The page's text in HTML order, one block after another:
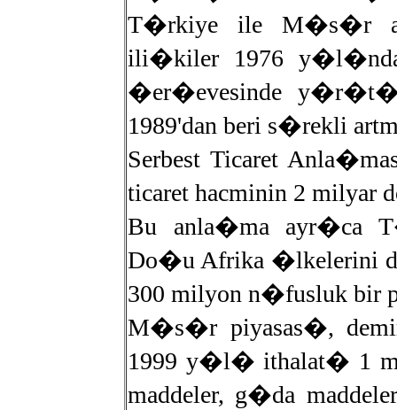
T�rkiye ile M�s�r
ili�kiler 1976
�er�evesinde
1989'dan beri s�rekli
Serbest Ticaret
ticaret hacminin 2
Bu anla�ma ayr�ca
Do�u Afrika �lkelerini
300 milyon n�fusluk bir
M�s�r piyasas�,
1999 y�l� ithalat� 1
maddeler, g�da